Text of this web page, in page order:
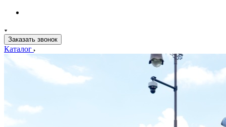
Заказать звонок
Каталог